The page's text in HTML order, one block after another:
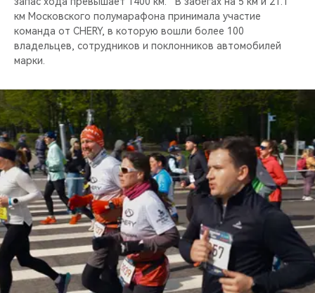
км Московского полумарафона принимала участие
команда от CHERY, в которую вошли более 100
владельцев, сотрудников и поклонников автомобилей
марки.